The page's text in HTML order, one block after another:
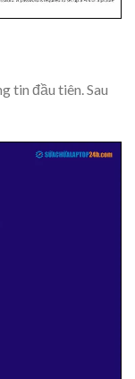
tin đầu tiên. Sau